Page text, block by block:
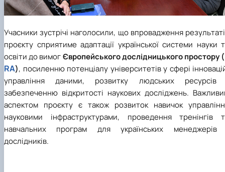
Учасники зустрічі наголосили, що впровадження
проєкту сприятиме адаптації української системи науки
освіти до вимогЄвропейського дослідницького простору (
RA), посиленню потенціалу університетів у сфері
управління даними, розвитку людських ресурсів
забезпеченню відкритості наукових досліджень.
аспектом проєкту є також розвиток навичок
науковими інфраструктурами, проведення тренінгів
навчальних програм для українських менеджерів
дослідників.